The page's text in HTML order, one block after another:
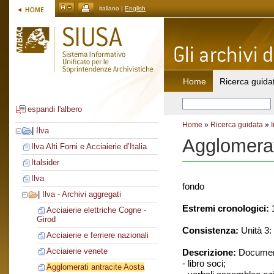
italiano | English
espandi l'albero
Ilva
Ilva Alti Forni e Acciaierie d’Italia
Italsider
Ilva
Ilva - Archivi aggregati
Acciaierie elettriche Cogne -
Girod
Acciaierie e ferriere nazionali
Acciaierie venete
Agglomerati antracite Aosta
Home Ricerca
Home » Ricerca guidata »
fondo
Estremi cronologici:
Consistenza: Unità
Descrizione:
- libro soci;